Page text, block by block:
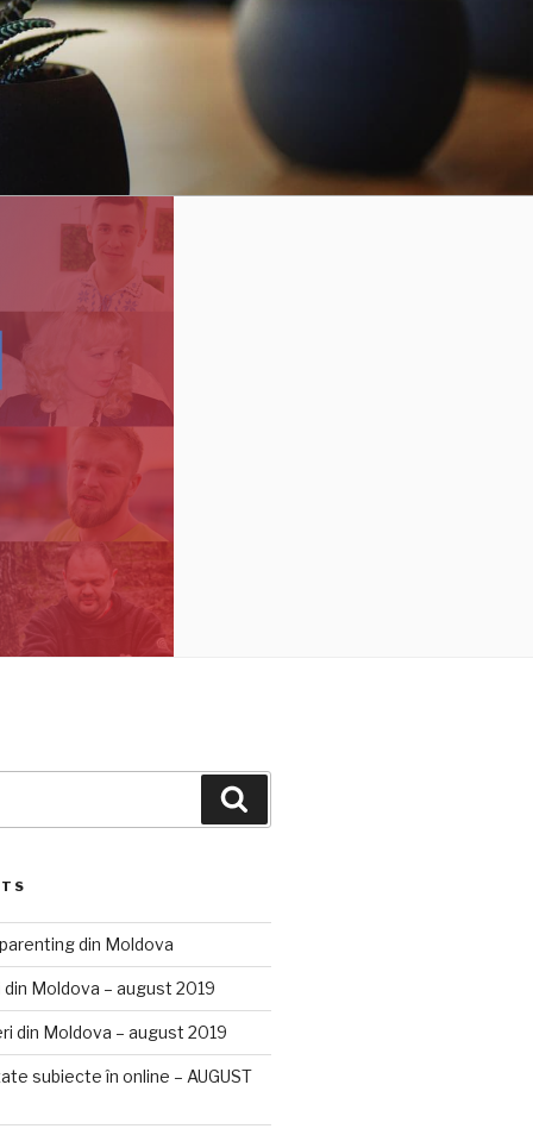
din Moldova
Moldova – august 2019
din Moldova – august 2019
subiecte în online – AUGUST